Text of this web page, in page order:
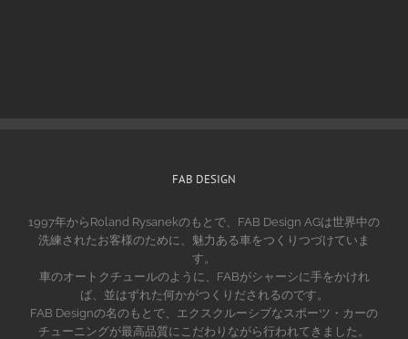
FAB DESIGN
1997年からRoland Rysanekのもとで、FAB Design AGは世界中の
洗練されたお客様のために、魅力ある車をつくりつづけていま
す。
車のオートクチュールのように、FABがシャーシに手をかけれ
ば、並はずれた何かがつくりだされるのです。
FAB Designの名のもとで、エクスクルーシブなスポーツ・カーの
チューニングが最高品質にこだわりながら行われてきました。